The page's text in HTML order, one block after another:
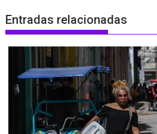
Entradas relacionadas